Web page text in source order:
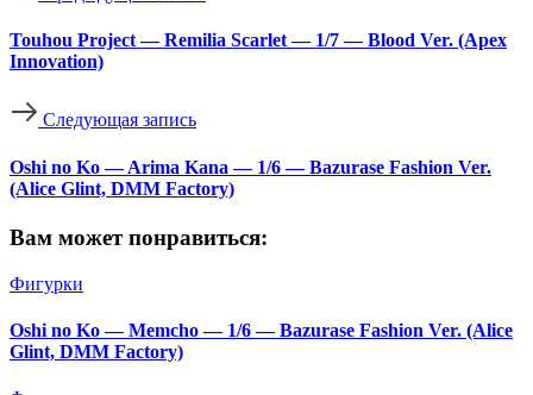
Touhou Project — Remilia Scarlet — 1/7 — Blood Ver. (Apex
Innovation)
Следующая запись
Oshi no Ko — Arima Kana — 1/6 — Bazurase Fashion Ver.
(Alice Glint, DMM Factory)
Вам может понравиться:
Фигурки
Oshi no Ko — Memcho — 1/6 — Bazurase Fashion Ver. (Alice
Glint, DMM Factory)